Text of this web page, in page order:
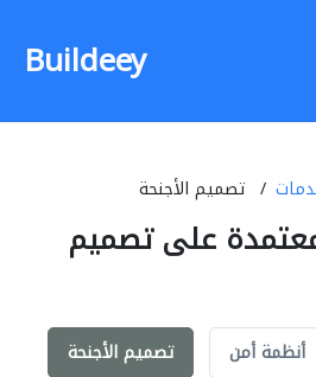
Buildeey
تصميم الأجنحة
على تصميم
تصميم الأجنحة أنظمة أمن